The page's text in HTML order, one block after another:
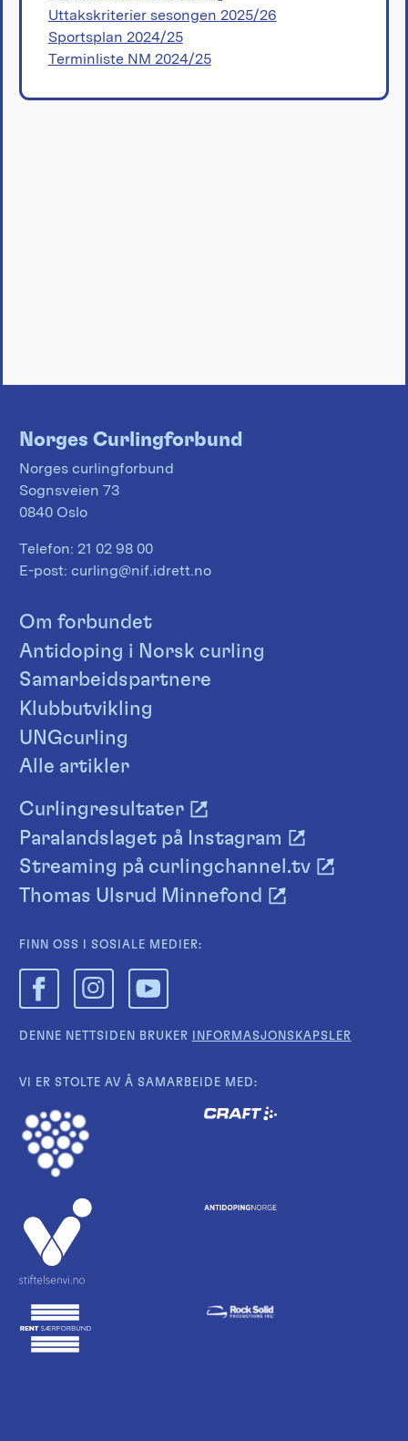
Uttakskriterier sesongen 2025/26
Sportsplan 2024/25
Terminliste NM 2024/25
Norges Curlingforbund
Norges curlingforbund
Sognsveien 73
0840 Oslo
Telefon: 21 02 98 00
E-post: curling@nif.idrett.no
Om forbundet
Antidoping i Norsk curling
Samarbeidspartnere
Klubbutvikling
UNGcurling
Alle artikler
Curlingresultater
Paralandslaget på Instagram
Streaming på curlingchannel.tv
Thomas Ulsrud Minnefond
FINN OSS I SOSIALE MEDIER:
DENNE NETTSIDEN BRUKER INFORMASJONSKAPSLER
VI ER STOLTE AV Å SAMARBEIDE MED: